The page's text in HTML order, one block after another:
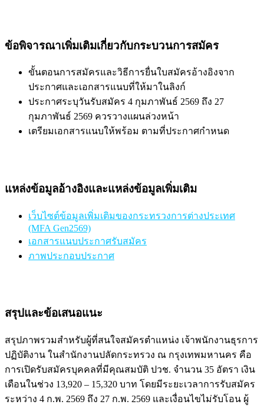
ข้อพิจารณาเพิ่มเติมเกี่ยวกับกระบวนการสมัคร
ขั้นตอนการสมัครและวิธีการยื่นใบสมัครอ้างอิงจาก
ประกาศและเอกสารแนบที่ให้มาในลิงก์
ประกาศระบุวันรับสมัคร 4 กุมภาพันธ์ 2569 ถึง 27
กุมภาพันธ์ 2569 ควรวางแผนล่วงหน้า
เตรียมเอกสารแนบให้พร้อม ตามที่ประกาศกำหนด
แหล่งข้อมูลอ้างอิงและแหล่งข้อมูลเพิ่มเติม
เว็บไซต์ข้อมูลเพิ่มเติมของกระทรวงการต่างประเทศ
(MFA Gen2569)
เอกสารแนบประกาศรับสมัคร
ภาพประกอบประกาศ
สรุปและข้อเสนอแนะ
สรุปภาพรวมสำหรับผู้ที่สนใจสมัครตำแหน่ง เจ้าพนักงานธุรการ
ปฏิบัติงาน ในสำนักงานปลัดกระทรวง ณ กรุงเทพมหานคร คือ
การเปิดรับสมัครบุคคลที่มีคุณสมบัติ ปวช. จำนวน 35 อัตรา เงิน
เดือนในช่วง 13,920 – 15,320 บาท โดยมีระยะเวลาการรับสมัคร
ระหว่าง 4 ก.พ. 2569 ถึง 27 ก.พ. 2569 และเงื่อนไขไม่รับโอน ผู้